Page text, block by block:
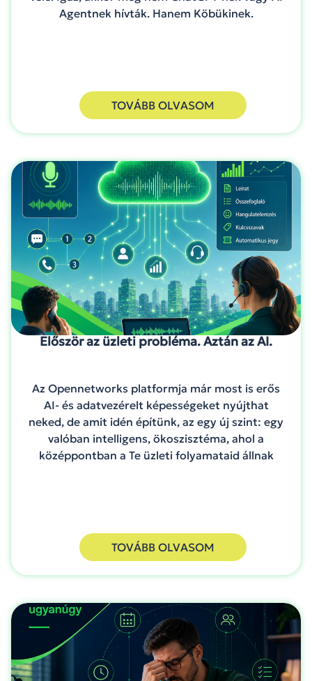
Agentnek hívták. Hanem Köbükinek.
TOVÁBB OLVASOM
Először az üzleti probléma. Aztán az AI.
Az Opennetworks platformja már most is erős
AI- és adatvezérelt képességeket nyújthat
neked, de amit idén építünk, az egy új szint: egy
valóban intelligens, ökoszisztéma, ahol a
középpontban a Te üzleti folyamataid állnak
TOVÁBB OLVASOM